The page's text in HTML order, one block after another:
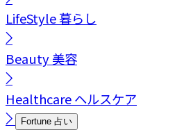
LifeStyle暮らし
Beauty美容
Healthcareヘルスケア
Fortune 占い